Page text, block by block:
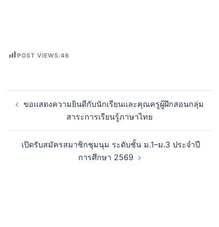
POST VIEWS:46
ขอเเสดงความยินดีกับนักเรียนเเละคุณครูผู้ฝึกสอนกลุ่ม
สาระการเรียนรู้ภาษาไทย
เปิดรับสมัครสมาชิกชุมนุม ระดับชั้น ม.1–ม.3 ประจำปี
การศึกษา 2569